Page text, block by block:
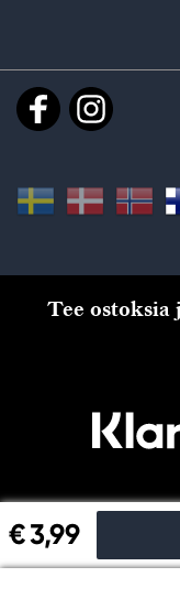
€ 3,99
Tee ostoksia